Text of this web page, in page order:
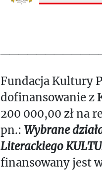
Fundacja Kultury
dofinansowanie z
200 000,00 zł na
pn.: Wybrane
Literackiego
finansowany jest